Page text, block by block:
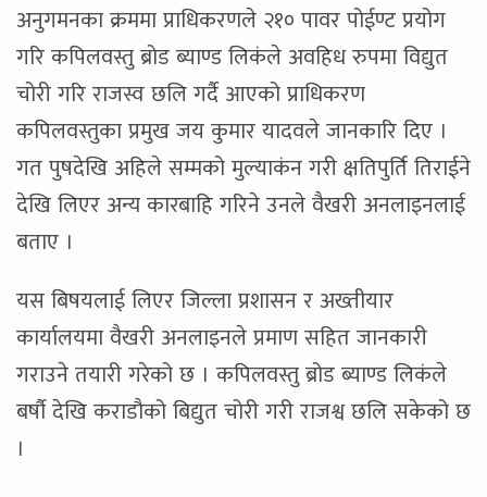
अनुगमनका क्रममा प्राधिकरणले २१० पावर पोईण्ट प्रयोग
गरि कपिलवस्तु ब्रोड ब्याण्ड लिकंले अवहिध रुपमा विद्युत
चोरी गरि राजस्व छलि गर्दै आएको प्राधिकरण
कपिलवस्तुका प्रमुख जय कुमार यादवले जानकारि दिए ।
गत पुषदेखि अहिले सम्मको मुल्याकंन गरी क्षतिपुर्ति तिराईने
देखि लिएर अन्य कारबाहि गरिने उनले वैखरी अनलाइनलाई
बताए ।
यस बिषयलाई लिएर जिल्ला प्रशासन र अख्तीयार
कार्यालयमा वैखरी अनलाइनले प्रमाण सहित जानकारी
गराउने तयारी गरेको छ । कपिलवस्तु ब्रोड ब्याण्ड लिकंले
बर्षौ देखि कराडौको बिद्युत चोरी गरी राजश्व छलि सकेको छ
।